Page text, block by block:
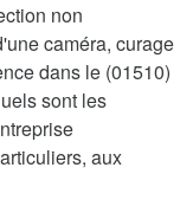
non
caméra, curage
dans le (01510)
sont les
aux